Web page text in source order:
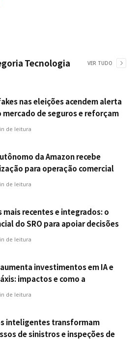
Tecnologia VER TUDO
nas eleições acendem alerta
mercado de seguros e reforçam
da inteligência artificial
de leitura
da Amazon recebe
para operação comercial
como a circulação desses
de leitura
mais recentes e integrados: o
do SRO para apoiar decisões
de leitura
investimentos em IA e
impactos e como a
autônoma transforma o
de leitura
inteligentes transformam
de sinistros e inspeções de